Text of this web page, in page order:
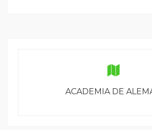
ACADEMIA DE